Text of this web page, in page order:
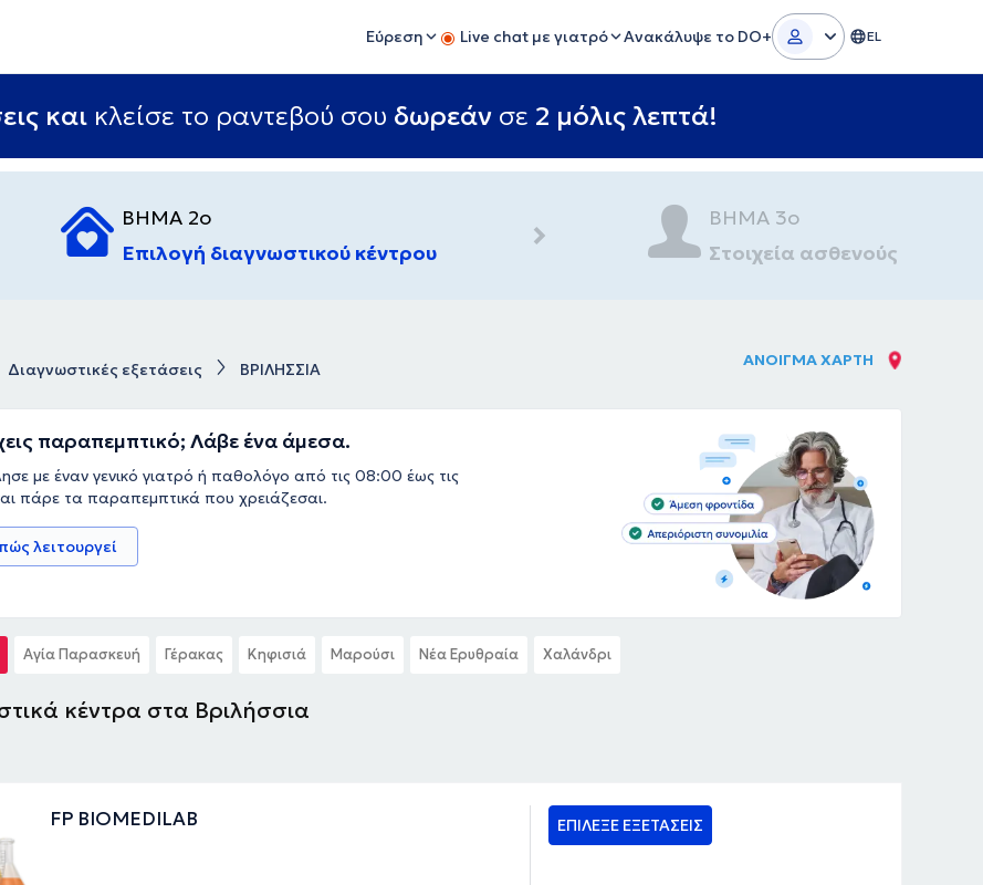
Εύρεση Live chat με γιατρό Ανακάλυψε το DO+ EL
και κλείσε το ραντεβού σου δωρεάν σε 2 μόλις λεπτά!
ΒΗΜΑ 2ο
Επιλογή διαγνωστικού κέντρου
ΒΗΜΑ 3ο
Στοιχεία ασθενούς
Διαγνωστικές εξετάσεις ΒΡΙΛΗΣΣΙΑ ΑΝΟΙΓΜΑ ΧΑΡΤΗ
παραπεμπτικό; Λάβε ένα άμεσα.
με έναν γενικό γιατρό ή παθολόγο από τις 08:00 έως τις
πάρε τα παραπεμπτικά που χρειάζεσαι.
λειτουργεί
Αγία Παρασκευή Γέρακας Κηφισιά Μαρούσι Νέα Ερυθραία Χαλάνδρι
κέντρα στα Βριλήσσια
FP BIOMEDILAB ΕΠΙΛΕΞΕ ΕΞΕΤΑΣΕΙΣ